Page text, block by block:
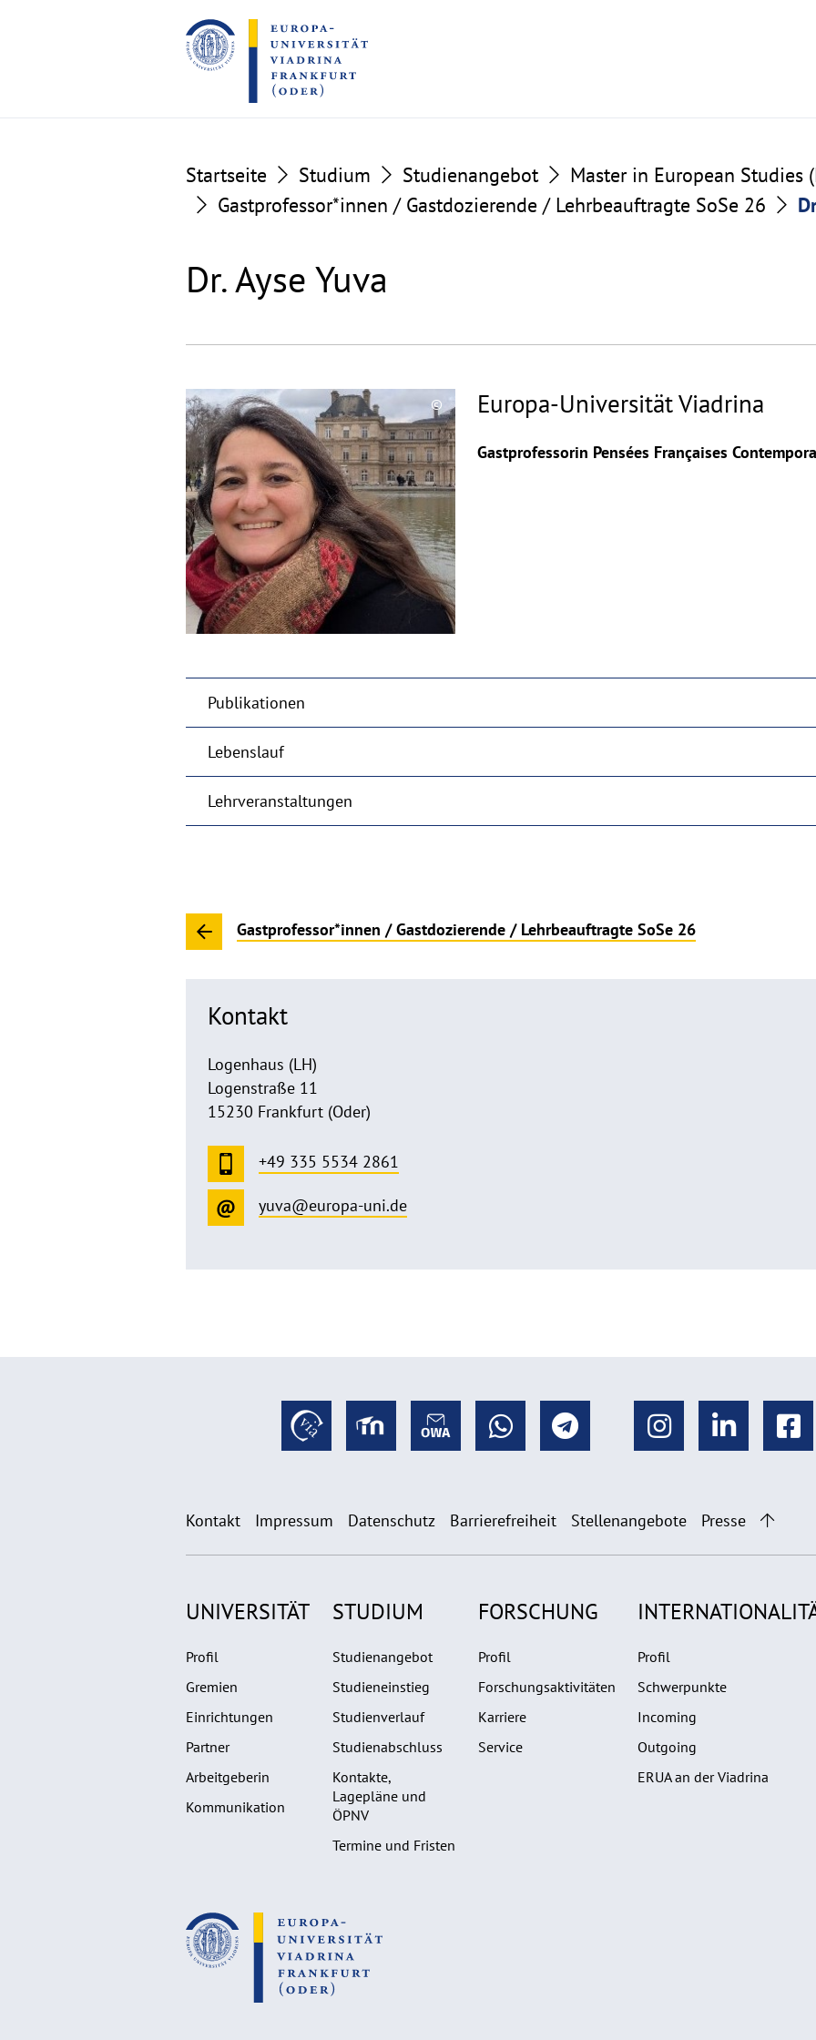
to
the
content
to
the
footer
Startseite Studium Studienangebot
Master in European Studies
Gastprofessor*innen / Gastdozierende / Lehrbeauftragte SoSe 26
Dr. Ayse Yuva
©
Copyrighthinweis
aufklappen
Europa-Universität Viadrina
Gastprofessorin Pensées Françaises
Publikationen
Lebenslauf
Lehrveranstaltungen
Gastprofessor*innen / Gastdozierende / Lehrbeauftragte SoSe 26
Kontakt
Logenhaus (LH)
Logenstraße 11
15230 Frankfurt (Oder)
+49 335 5534 2861
yuva@europa-uni.de
Kontakt Impressum Datenschutz Barrierefreiheit Stellenangebote Presse
UNIVERSITÄT
Profil
Gremien
Einrichtungen
Partner
Arbeitgeberin
Kommunikation
STUDIUM
Studienangebot
Studieneinstieg
Studienverlauf
Studienabschluss
Kontakte,
Lagepläne und
ÖPNV
Termine und Fristen
FORSCHUNG
Profil
Forschungsaktivitäten
Karriere
Service
Profil
Schwerpunkte
Incoming
Outgoing
ERUA an der Viadrina